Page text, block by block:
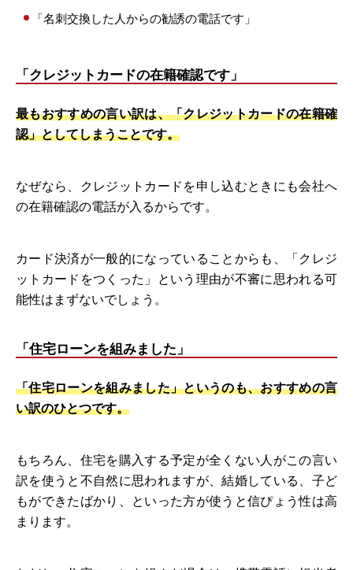
「名刺交換した人からの勧誘の電話です」
「クレジットカードの在籍確認です」
最もおすすめの言い訳は、「クレジットカードの在籍確
認」としてしまうことです。
なぜなら、クレジットカードを申し込むときにも会社へ
の在籍確認の電話が入るからです。
カード決済が一般的になっていることからも、「クレジ
ットカードをつくった」という理由が不審に思われる可
能性はまずないでしょう。
「住宅ローンを組みました」
「住宅ローンを組みました」というのも、おすすめの言
い訳のひとつです。
もちろん、住宅を購入する予定が全くない人がこの言い
訳を使うと不自然に思われますが、結婚している、子ど
もができたばかり、といった方が使うと信ぴょう性は高
まります。